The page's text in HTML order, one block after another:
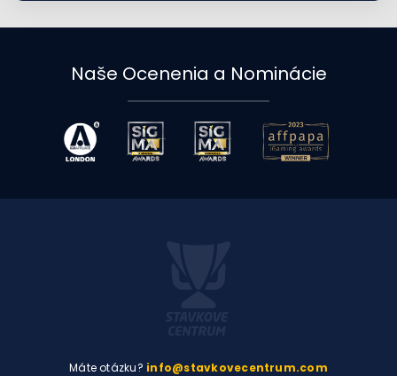
Naše Ocenenia a Nominácie
Máte otázku? info@stavkovecentrum.com